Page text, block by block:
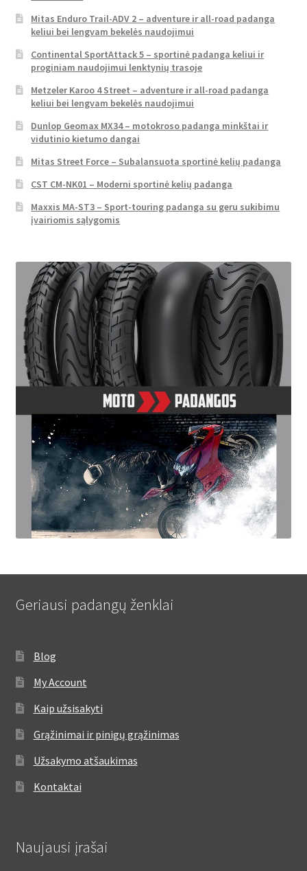
Mitas Enduro Trail-ADV 2 – adventure ir all-road padanga
keliui bei lengvam bekelės naudojimui
Continental SportAttack 5 – sportinė padanga keliui ir
proginiam naudojimui lenktynių trasoje
Metzeler Karoo 4 Street – adventure ir all-road padanga
keliui bei lengvam bekelės naudojimui
Dunlop Geomax MX34 – motokroso padanga minkštai ir
vidutinio kietumo dangai
Mitas Street Force – Subalansuota sportinė kelių padanga
CST CM-NK01 – Moderni sportinė kelių padanga
Maxxis MA-ST3 – Sport-touring padanga su geru sukibimu
įvairiomis sąlygomis
Geriausi padangų ženklai
Blog
My Account
Kaip užsisakyti
Grąžinimai ir pinigų grąžinimas
Užsakymo atšaukimas
Kontaktai
Naujausi įrašai